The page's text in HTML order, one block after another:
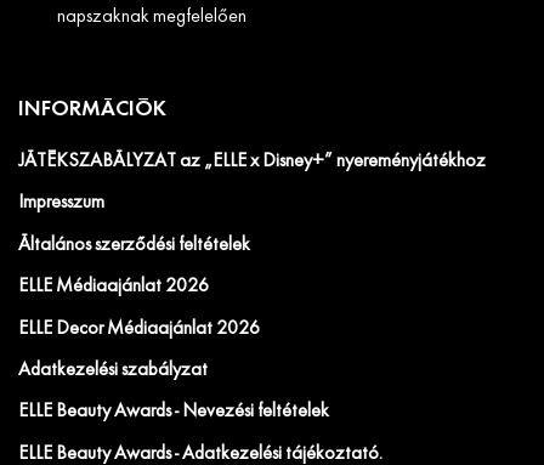
napszaknak megfelelően
INFORMÁCIÓK
JÁTÉKSZABÁLYZAT az „ELLE x Disney+” nyereményjátékhoz
Impresszum
Általános szerződési feltételek
ELLE Médiaajánlat 2026
ELLE Decor Médiaajánlat 2026
Adatkezelési szabályzat
ELLE Beauty Awards - Nevezési feltételek
ELLE Beauty Awards - Adatkezelési tájékoztató.